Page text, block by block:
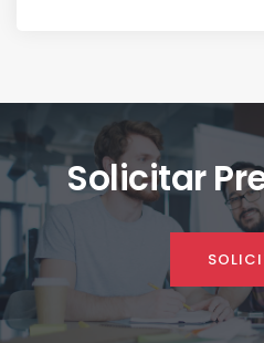
Solicitar